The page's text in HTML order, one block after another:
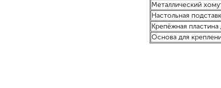
Металлический
Настольная
Крепёжная
Основа для